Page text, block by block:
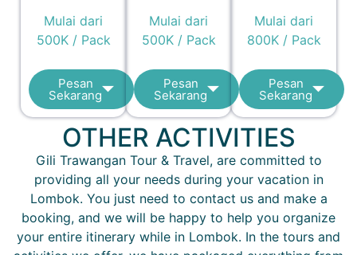
Mulai dari
500K / Pack
Pesan
Sekarang
Mulai dari
500K / Pack
Pesan
Sekarang
Mulai dari
800K / Pack
Pesan
Sekarang
OTHER ACTIVITIES
Gili Trawangan Tour & Travel, are committed to
providing all your needs during your vacation in
Lombok. You just need to contact us and make a
booking, and we will be happy to help you organize
your entire itinerary while in Lombok. In the tours and